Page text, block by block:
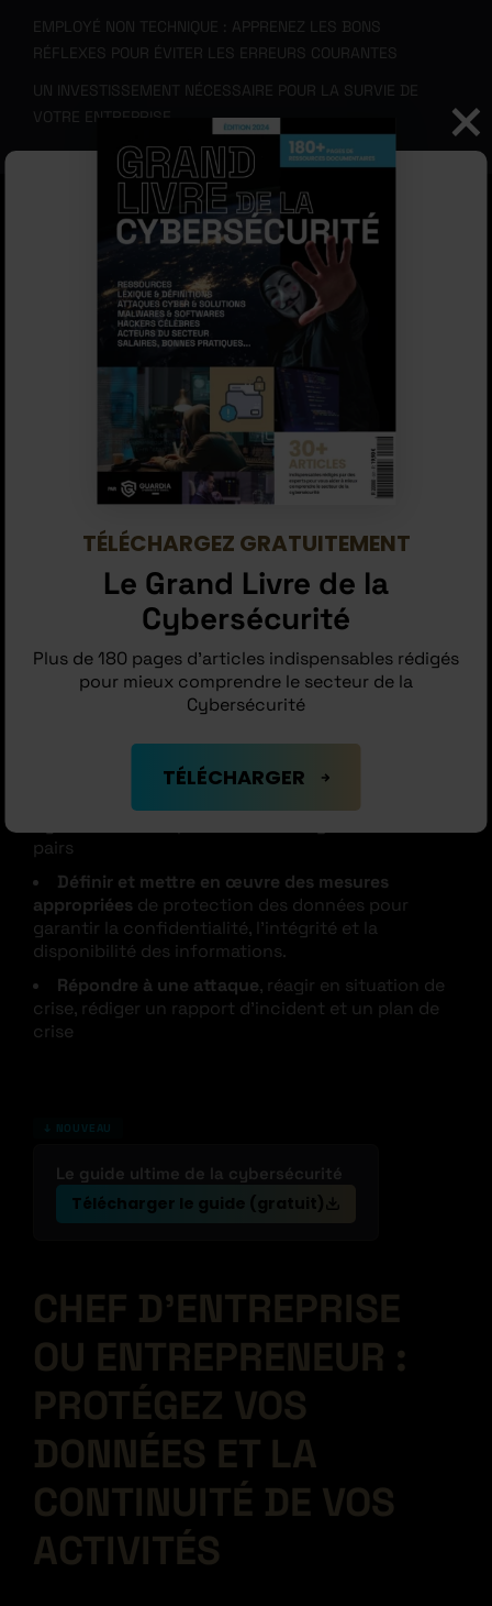
EMPLOYÉ NON TECHNIQUE : APPRENEZ LES BONS
RÉFLEXES POUR ÉVITER LES ERREURS COURANTES
UN INVESTISSEMENT NÉCESSAIRE POUR LA SURVIE DE
VOTRE ENTREPRISE
Boites à outils
Protégez votre entreprise : Les bases de la cybersécurité
pour les PME
Contenu mis à jour le 5 Novembre 2025
Cette formation de sensibilisation à la cybersécurité vous
permettra, quel que soit votre métier ou votre secteur,
protéger votre entreprise, vos données et celles de
. Voici comment elle peut vous aider
concrètement, métier par métier :
FORMAT : E-LEARNING
DE 20H
OBJECTIFS PÉDAGOGIQUES :
Connaître et savoir identifier les menacesles
plus courantes afin de s’en prémunir.
Élaborer une feuille de routecomplète pour
améliorer le niveau de sécurité de son entreprise
pairs
Définir et mettre en œuvre des mesures
appropriées de protection des données pour
garantir la confidentialité, l’intégrité et la
disponibilité des informations.
Répondre à une attaque, réagir en situation de
crise, rédiger un rapport d’incident et un plan de
crise
↓ NOUVEAU
Le guide ultime de la cybersécurité
Télécharger le guide (gratuit)
CHEF D’ENTREPRISE
OU ENTREPRENEUR :
PROTÉGEZ VOS
DONNÉES ET LA
CONTINUITÉ DE VOS
ACTIVITÉS
TÉLÉCHARGEZ GRATUITEMENT
Le Grand Livre de la
Cybersécurité
Plus de 180 pages d'articles indispensables rédigés
pour mieux comprendre le secteur de la
Cybersécurité
TÉLÉCHARGER